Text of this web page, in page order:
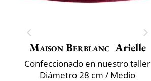
Maison Berblanc Arielle
Confeccionado en nuestro taller
Diámetro 28 cm / Medio